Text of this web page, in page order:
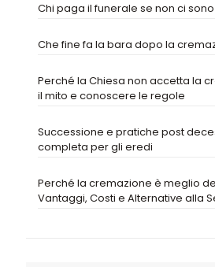
Chi paga il funerale se non ci
Che fine fa la bara dopo la
Perché la Chiesa non accetta la
il mito e conoscere le regole
Successione e pratiche post
completa per gli eredi
Perché la cremazione è meglio
Vantaggi, Costi e Alternative alla